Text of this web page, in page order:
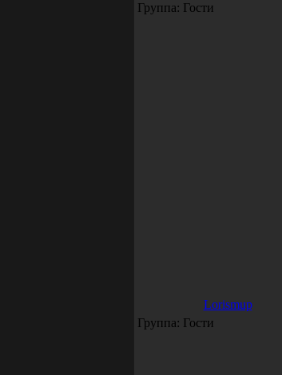
Группа: Гости
Lorismup
Группа: Гости